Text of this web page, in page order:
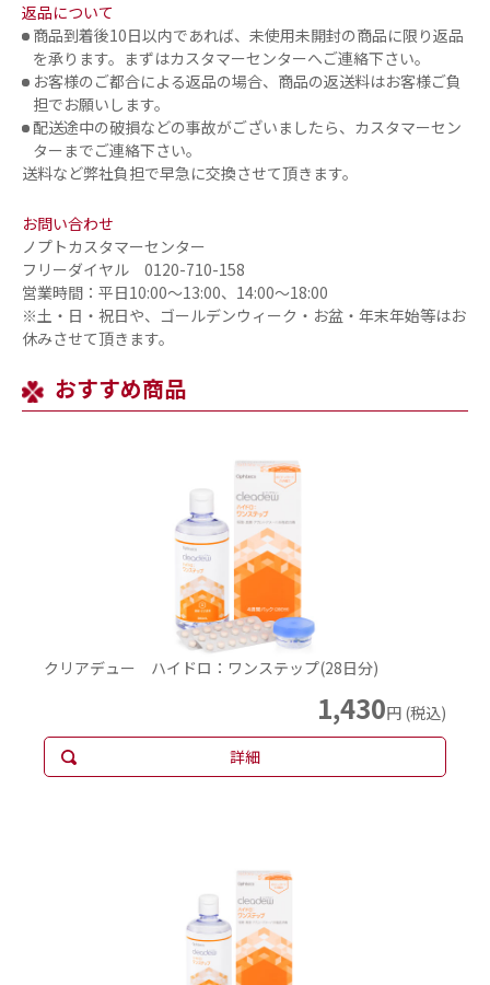
返品について
商品到着後10日以内であれば、未使用未開封の商品に限り返品
を承ります。まずはカスタマーセンターへご連絡下さい。
お客様のご都合による返品の場合、商品の返送料はお客様ご負
担でお願いします。
配送途中の破損などの事故がございましたら、カスタマーセン
ターまでご連絡下さい。
送料など弊社負担で早急に交換させて頂きます。
お問い合わせ
ノプトカスタマーセンター
フリーダイヤル 0120-710-158
営業時間：平日10:00～13:00、14:00～18:00
※土・日・祝日や、ゴールデンウィーク・お盆・年末年始等はお
休みさせて頂きます。
おすすめ商品
クリアデュー ハイドロ：ワンステップ(28日分)
1,430円 (税込)
詳細